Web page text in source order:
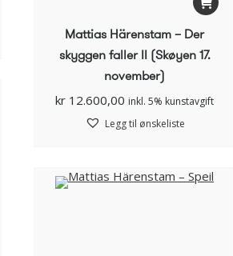
Mattias Härenstam – Der
skyggen faller II (Skøyen 17.
november)
kr 12.600,00 inkl. 5% kunstavgift
Legg til ønskeliste